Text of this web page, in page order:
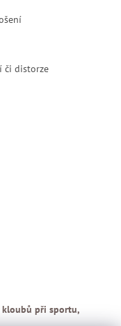
či distorze
kloubů při sportu,